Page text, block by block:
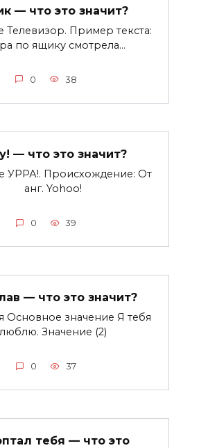
— что это значит?
Телевизор. Пример текста:
по ящику смотрела…
0 38
— что это значит?
УРРА!. Происхождение: От
анг. Yohoo!
0 39
— что это значит?
Основное значение Я тебя
люблю. Значение (2)
0 37
тебя — что это